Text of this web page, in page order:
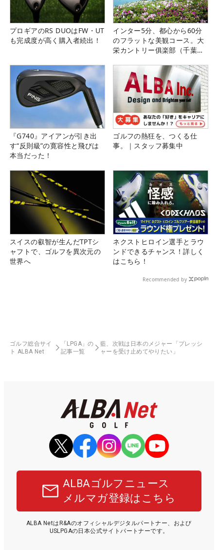
プロギアのRS DUOはFW・UT
も完成度が高く購入者続出！
インター5分、都心から60分
のフラットな美観コース。大
栄カントリー俱楽部（千葉
『G740』アイアンが引き出
す“反則級”の寛容性と飛びは
本当だった！
ゴルフの熱狂を、つくる仕
事。｜スタッフ募集中
スイスの叡智が生んだTPTシ
ャフトで、ゴルフを異次元の
世界へ
ネクストヒロイン選手とラウ
ンドできるチャンス！詳しく
はこちら！
Recommended by
ゴルフ総合サイ
ト ALBA Net
「LPGA」の
記事一覧
藍、次戦は日本のメジャー「プレッシ
ャーを受け止めてやりたい」
ALBAゴルフニュース
メルマガ登録はこちら
ALBA NetはR&Aのオフィシャルデジタルパートナー、および
USLPGAの日本公式サイトパートナーです。